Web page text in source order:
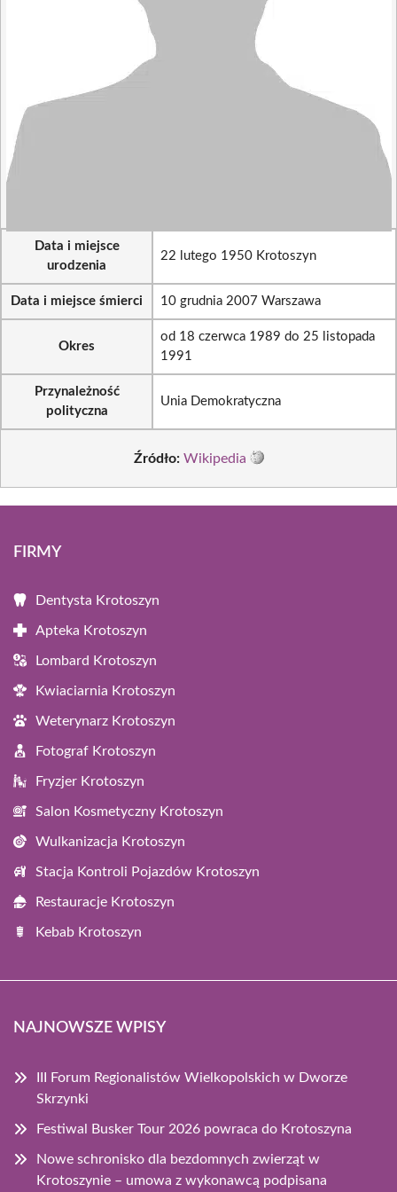
Data i miejsce
urodzenia
22 lutego 1950 Krotoszyn
Data i miejsce śmierci 10 grudnia 2007 Warszawa
Okres
od 18 czerwca 1989 do 25 listopada
1991
Przynależność
polityczna
Unia Demokratyczna
Źródło: Wikipedia
FIRMY
Dentysta Krotoszyn
Apteka Krotoszyn
Lombard Krotoszyn
Kwiaciarnia Krotoszyn
Weterynarz Krotoszyn
Fotograf Krotoszyn
Fryzjer Krotoszyn
Salon Kosmetyczny Krotoszyn
Wulkanizacja Krotoszyn
Stacja Kontroli Pojazdów Krotoszyn
Restauracje Krotoszyn
Kebab Krotoszyn
NAJNOWSZE WPISY
III Forum Regionalistów Wielkopolskich w Dworze
Skrzynki
Festiwal Busker Tour 2026 powraca do Krotoszyna
Nowe schronisko dla bezdomnych zwierząt w
Krotoszynie – umowa z wykonawcą podpisana